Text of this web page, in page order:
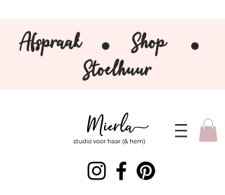
Afspraak ⚫️ Shop ⚫️
Stoelhuur